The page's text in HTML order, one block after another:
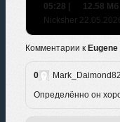
05:28 | 12.58 Мб
Nicksher
Комментарии к Eugene
0 Mark_Daimond82
Определённо он